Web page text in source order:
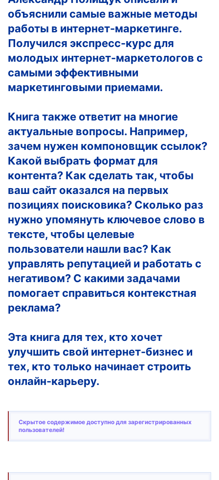
объяснили самые важные методы
работы в интернет-маркетинге.
Получился экспресс-курс для
молодых интернет-маркетологов с
самыми эффективными
маркетинговыми приемами.
Книга также ответит на многие
актуальные вопросы. Например,
зачем нужен компоновщик ссылок?
Какой выбрать формат для
контента? Как сделать так, чтобы
ваш сайт оказался на первых
позициях поисковика? Сколько раз
нужно упомянуть ключевое слово в
тексте, чтобы целевые
пользователи нашли вас? Как
управлять репутацией и работать с
негативом? С какими задачами
помогает справиться контекстная
реклама?
Эта книга для тех, кто хочет
улучшить свой интернет-бизнес и
тех, кто только начинает строить
онлайн-карьеру.
Скрытое содержимое доступно для зарегистрированных
пользователей!